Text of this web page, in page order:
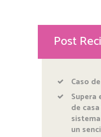
Post
Caso
Supera
de
un